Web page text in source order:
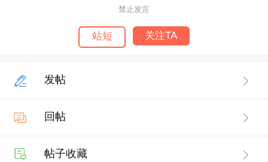
禁止发言
站短 关注TA
发帖
回帖
帖子收藏